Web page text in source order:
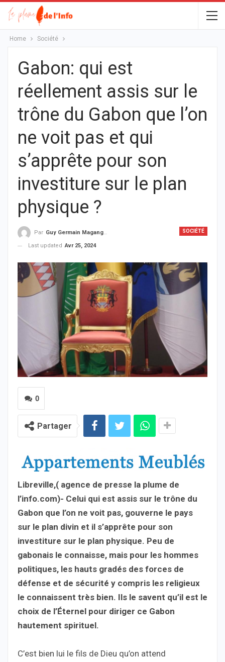
Home Société
Gabon: qui est
réellement assis sur le
trône du Gabon que l’on
ne voit pas et qui
s’apprête pour son
investiture sur le plan
physique ?
SOCIÉTÉ
Par Guy Germain Maganga Nziengui
Last updated Avr 25, 2024
0
Partager
Libreville,( agence de presse la plume de
l’info.com)- Celui qui est assis sur le trône du
Gabon que l’on ne voit pas, gouverne le pays
sur le plan divin et il s’apprête pour son
investiture sur le plan physique. Peu de
gabonais le connaisse, mais pour les hommes
politiques, les hauts gradés des forces de
défense et de sécurité y compris les religieux
le connaissent très bien. Ils le savent qu’il est le
choix de l’Éternel pour diriger ce Gabon
hautement spirituel.
C’est bien lui le fils de Dieu qu’on attend